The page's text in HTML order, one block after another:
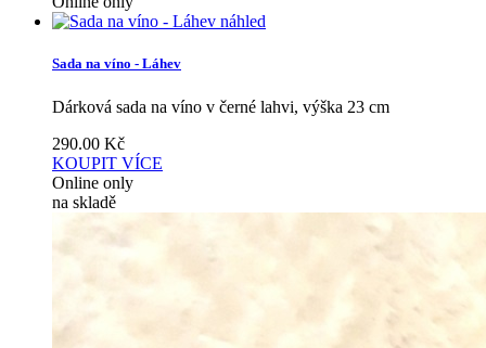
náhled
Sada na víno - Láhev
Dárková sada na víno v černé lahvi, výška 23 cm
290.00 Kč
KOUPIT VÍCE
Online only
na skladě